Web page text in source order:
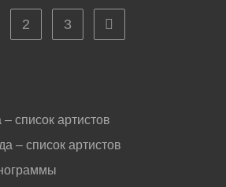
2 3
список артистов
– список артистов